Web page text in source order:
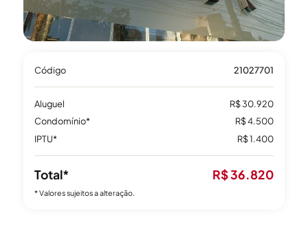
Código 21027701
Aluguel
R$ 30.920
Condomínio*
R$ 4.500
IPTU*
R$ 1.400
Total* R$ 36.820
* Valores sujeitos a alteração.